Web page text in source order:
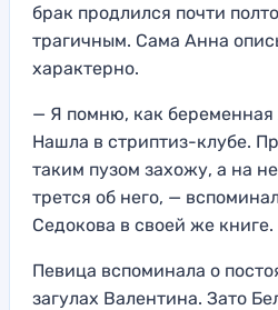
брак продлился почти
трагичным. Сама Анна
характерно.
— Я помню, как беременная
Нашла в стриптиз-клубе.
таким пузом захожу, а на
трется об него, —
Седокова в своей же книге.
Певица вспоминала о
загулах Валентина. Зато